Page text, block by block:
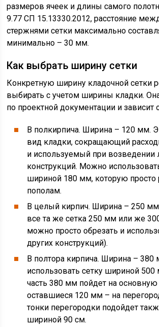
размеров ячеек и длины самого
9.77 СП 15.13330.2012, расстояние
стержнями сетки максимально
минимально – 30 мм.
Как выбрать ширину сетки
Конкретную ширину кладочной сетки
выбирать с учетом ширины кладки.
по проектной документации и зависит
В полкирпича. Ширина – 120 мм.
вид кладки, сокращающий
и используемый при возведении
конструкций. Можно
шириной 180 мм, которую просто
пополам.
В целый кирпич. Ширина – 250
все та же сетка 250 мм или же
можно просто обрезать и
других конструкций).
В полтора кирпича. Ширина – 380
использовать сетку шириной
часть 380 мм пойдет на основную
оставшиеся 120 мм – на
тонки перегородки подойдет
шириной 90 см.